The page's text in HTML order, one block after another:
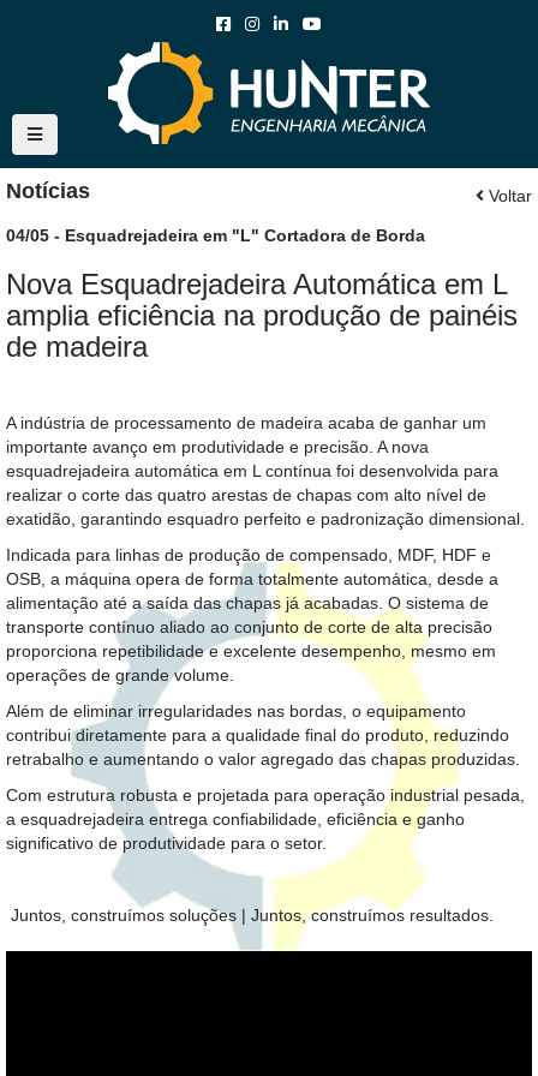
Notícias Voltar
04/05 - Esquadrejadeira em "L" Cortadora de Borda
Nova Esquadrejadeira Automática em L
amplia eficiência na produção de painéis
de madeira
A indústria de processamento de madeira acaba de ganhar um
importante avanço em produtividade e precisão. A nova
esquadrejadeira automática em L contínua foi desenvolvida para
realizar o corte das quatro arestas de chapas com alto nível de
exatidão, garantindo esquadro perfeito e padronização dimensional.
Indicada para linhas de produção de compensado, MDF, HDF e
OSB, a máquina opera de forma totalmente automática, desde a
alimentação até a saída das chapas já acabadas. O sistema de
transporte contínuo aliado ao conjunto de corte de alta precisão
proporciona repetibilidade e excelente desempenho, mesmo em
operações de grande volume.
Além de eliminar irregularidades nas bordas, o equipamento
contribui diretamente para a qualidade final do produto, reduzindo
retrabalho e aumentando o valor agregado das chapas produzidas.
Com estrutura robusta e projetada para operação industrial pesada,
a esquadrejadeira entrega confiabilidade, eficiência e ganho
significativo de produtividade para o setor.
Juntos, construímos soluções | Juntos, construímos resultados.